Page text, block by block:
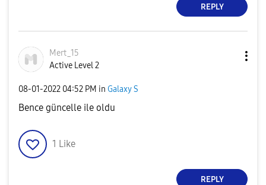
REPLY
Mert_15
Active Level 2
‎08-01-2022 04:52 PM in Galaxy S
Bence güncelle ile oldu
1 Like
REPLY